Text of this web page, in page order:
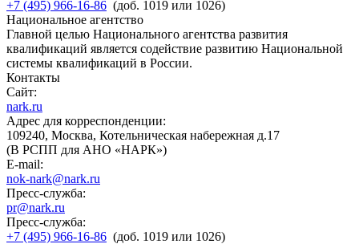
+7 (495) 966-16-86 (доб. 1019 или 1026)
Национальное агентство
Главной целью Национального агентства развития
квалификаций является содействие развитию Национальной
системы квалификаций в России.
Контакты
Сайт:
nark.ru
Адрес для корреспонденции:
109240, Москва, Котельническая набережная д.17
(В РСПП для АНО «НАРК»)
E-mail:
nok-nark@nark.ru
Пресс-служба:
pr@nark.ru
Пресс-служба:
+7 (495) 966-16-86 (доб. 1019 или 1026)